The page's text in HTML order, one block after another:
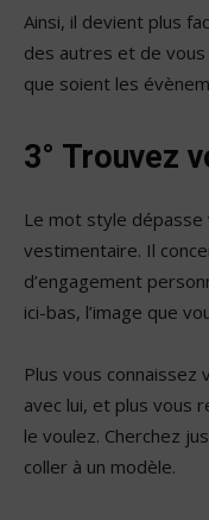
Ainsi, il devient plus
des autres et de
que soient les
3° Trouvez
Le mot style
vestimentaire. Il
d’engagement
ici-bas, l’image que
Plus vous connaissez
avec lui, et plus vous
le voulez. Cherchez
coller à un modèle.